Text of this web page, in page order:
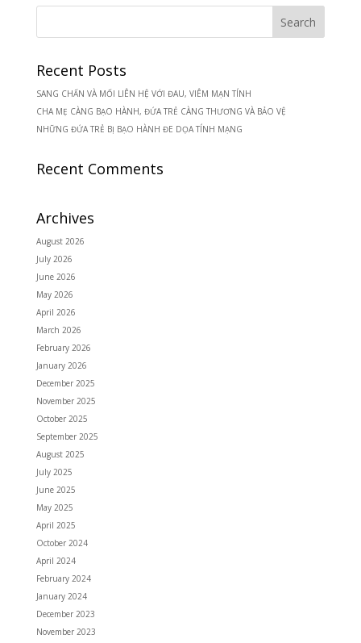
Recent Posts
SANG CHẤN VÀ MỐI LIÊN HỆ VỚI ĐAU, VIÊM MẠN TÍNH
CHA MẸ CÀNG BẠO HÀNH, ĐỨA TRẺ CÀNG THƯƠNG VÀ BẢO VỆ
NHỮNG ĐỨA TRẺ BỊ BẠO HÀNH ĐE DỌA TÍNH MẠNG
Recent Comments
Archives
August 2026
July 2026
June 2026
May 2026
April 2026
March 2026
February 2026
January 2026
December 2025
November 2025
October 2025
September 2025
August 2025
July 2025
June 2025
May 2025
April 2025
October 2024
April 2024
February 2024
January 2024
December 2023
November 2023